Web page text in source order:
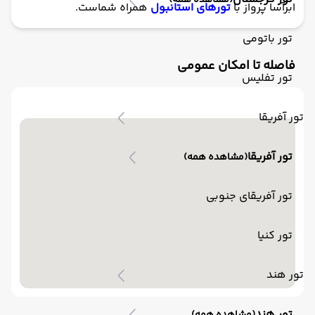
تور باتومی
تور تفلیس
تور آفریقا
تور آفریقا(مشاهده همه)
تور آفریقای جنوبی
تور کنیا
تور هند
ابرآسا پرواز باتورهای استانبول همراه شماست.
فاصله تا امکان عمومی